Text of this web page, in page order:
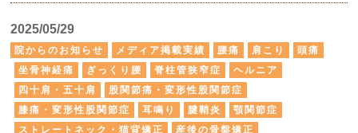
2025/05/29
院からのお知らせ メディア掲載実績 腰痛 肩こり
頭痛
坐骨神経痛
ぎっくり腰 脊柱管狭窄症
ヘルニア
四十肩・五十肩
股関節痛・変形性股関節症
膝痛・変形性股関節症
耳鳴り 腱鞘炎
顎関節症
ストレートネック・猫背矯正
産後の骨盤矯正